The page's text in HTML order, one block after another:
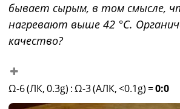
бывает сырым, в том смысле,
нагревают выше 42 °C.
качество?
Ω-6 (ЛК, 0.3g) :Ω-3 (АЛК, <0.1g) =0:0